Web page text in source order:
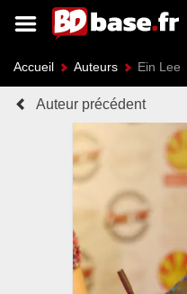
Accueil Auteurs Ein Lee
Auteur précédent